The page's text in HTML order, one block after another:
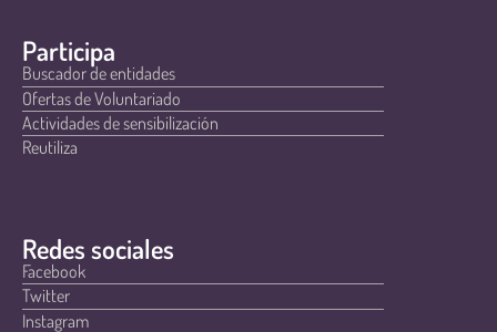
Participa
Buscador de entidades
Ofertas de Voluntariado
Actividades de sensibilización
Reutiliza
Redes sociales
Facebook
Twitter
Instagram